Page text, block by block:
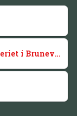
Information om fællesvaskeriet i Brunevang